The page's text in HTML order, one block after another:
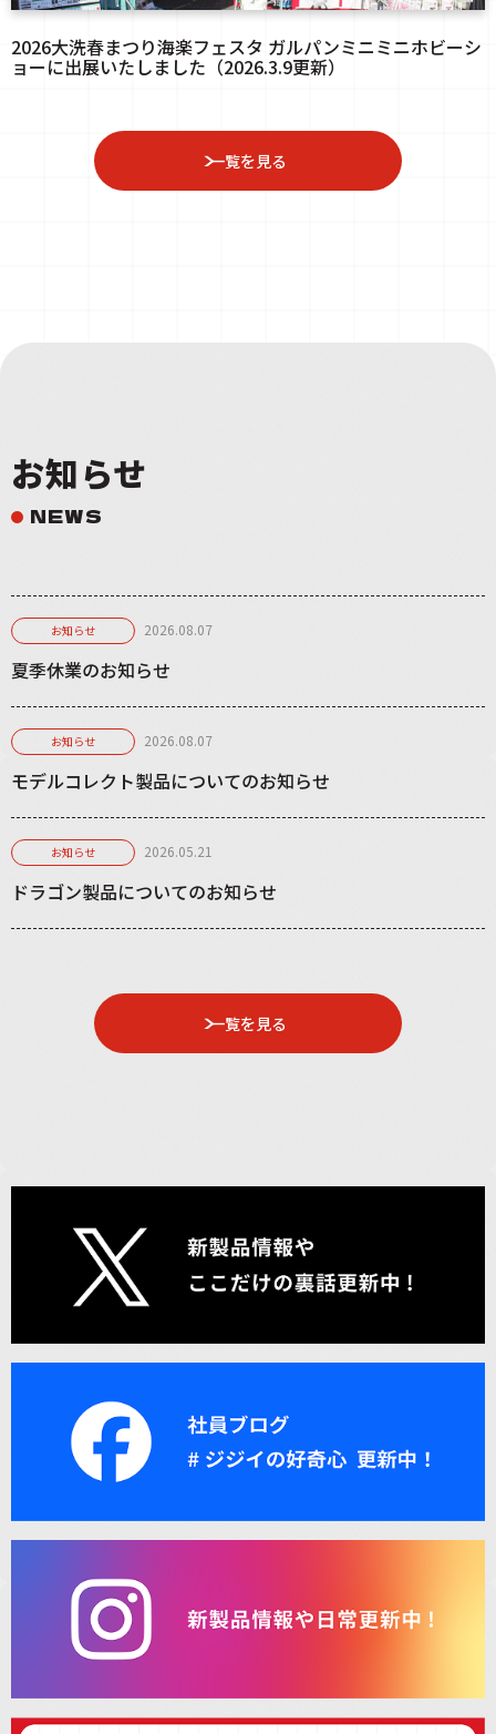
2026大洗春まつり海楽フェスタ ガルパンミニミニホビーシ
ョーに出展いたしました（2026.3.9更新）
一覧を見る
お知らせ
NEWS
お知らせ 2026.08.07
夏季休業のお知らせ
お知らせ 2026.08.07
モデルコレクト製品についてのお知らせ
お知らせ 2026.05.21
ドラゴン製品についてのお知らせ
一覧を見る